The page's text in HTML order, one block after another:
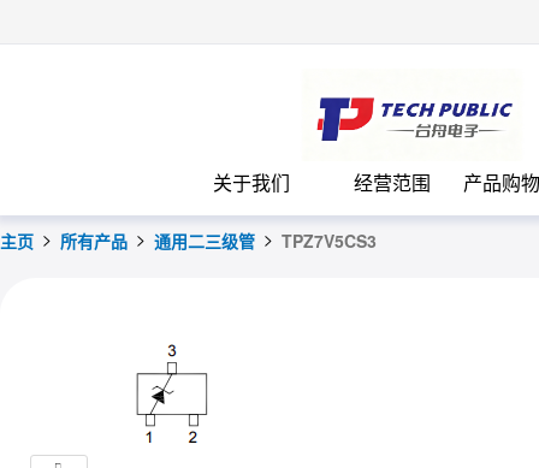
关于我们 经营范围 产品购
主页 所有产品 通用二三级管 TPZ7V5CS3